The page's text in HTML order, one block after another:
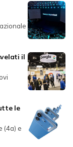
il
le
(4a) e